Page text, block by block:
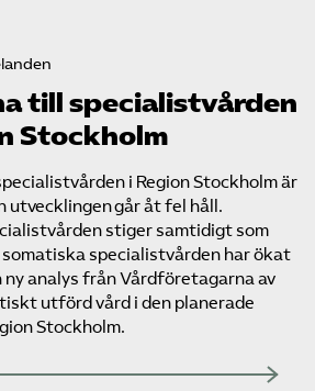
till specialistvården
Stockholm
i Region Stockholm är
utvecklingen går åt fel håll.
stiger samtidigt som
specialistvården har ökat
analys från Vårdföretagarna av
utförd vård i den planerade
Stockholm.